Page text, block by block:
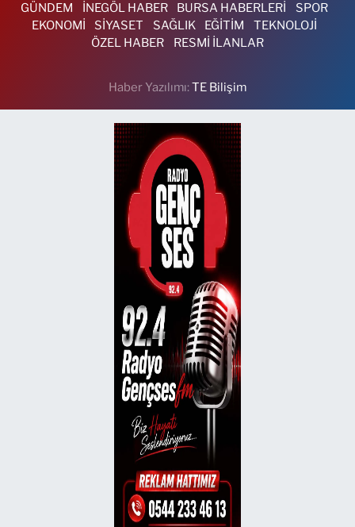
GÜNDEM İNEGÖL HABER BURSA HABERLERİ
SPOR
EKONOMİ
SİYASET SAĞLIK EĞİTİM
TEKNOLOJİ
ÖZEL HABER
RESMİ İLANLAR
Haber Yazılımı:TE Bilişim